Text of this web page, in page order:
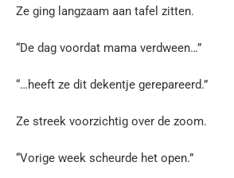
Ze ging langzaam aan tafel zitten.
“De dag voordat mama verdween…”
“…heeft ze dit dekentje gerepareerd.”
Ze streek voorzichtig over de zoom.
“Vorige week scheurde het open.”